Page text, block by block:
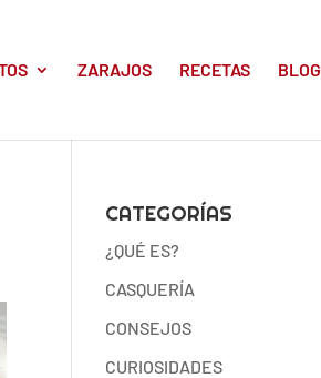
ZARAJOS RECETAS BLOG
CATEGORÍAS
¿QUÉ ES?
CASQUERÍA
CONSEJOS
CURIOSIDADES